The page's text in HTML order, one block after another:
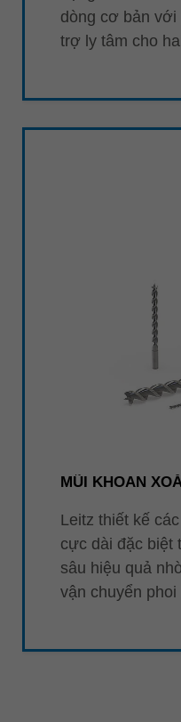
dòng cơ bản
trợ ly tâm cho
MŨI KHOAN
Leitz thiết kế
cực dài đặc biệt
sâu hiệu quả
vận chuyển phoi